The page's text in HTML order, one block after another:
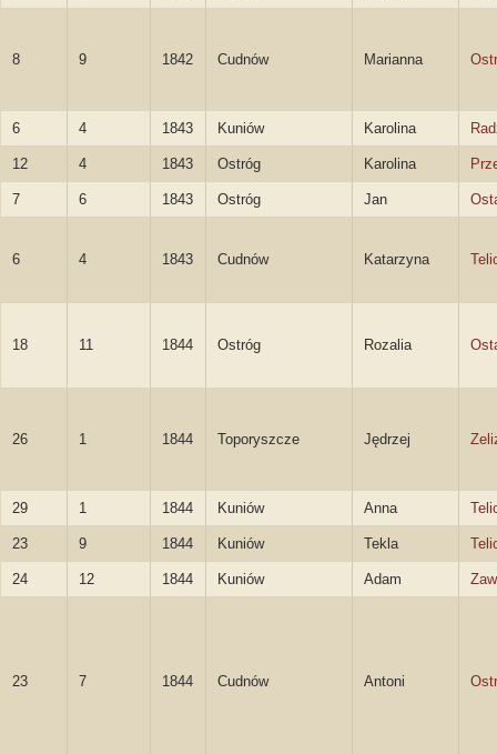
8 9 1842 Cudnów Marianna
6 4 1843 Kuniów Karolina
12 4 1843 Ostróg Karolina
7 6 1843 Ostróg Jan
6 4 1843 Cudnów Katarzyna
18 11 1844 Ostróg Rozalia
26 1 1844 Toporyszcze Jędrzej
29 1 1844 Kuniów Anna
23 9 1844 Kuniów Tekla
24 12 1844 Kuniów Adam
23 7 1844 Cudnów Antoni